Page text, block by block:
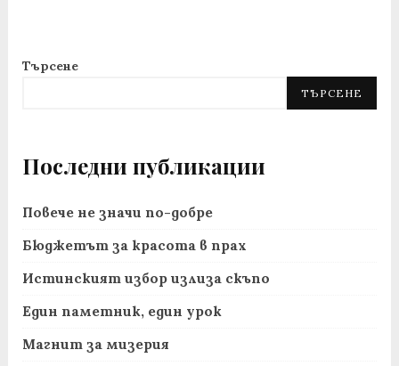
Търсене
ТЪРСЕНЕ
Последни публикации
Повече не значи по-добре
Бюджетът за красота в прах
Истинският избор излиза скъпо
Един паметник, един урок
Магнит за мизерия